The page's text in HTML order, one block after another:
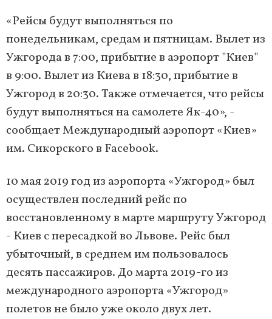
«Рейсы будут выполняться по
понедельникам, средам и пятницам. Вылет из
Ужгорода в 7:00, прибытие в аэропорт "Киев"
в 9:00. Вылет из Киева в 18:30, прибытие в
Ужгород в 20:30. Также отмечается, что рейсы
будут выполняться на самолете Як-40», -
сообщает Международный аэропорт «Киев»
им. Сикорского в Facebook.
10 мая 2019 год из аэропорта «Ужгород» был
осуществлен последний рейс по
восстановленному в марте маршруту Ужгород
- Киев с пересадкой во Львове. Рейс был
убыточный, в среднем им пользовалось
десять пассажиров. До марта 2019-го из
международного аэропорта «Ужгород»
полетов не было уже около двух лет.